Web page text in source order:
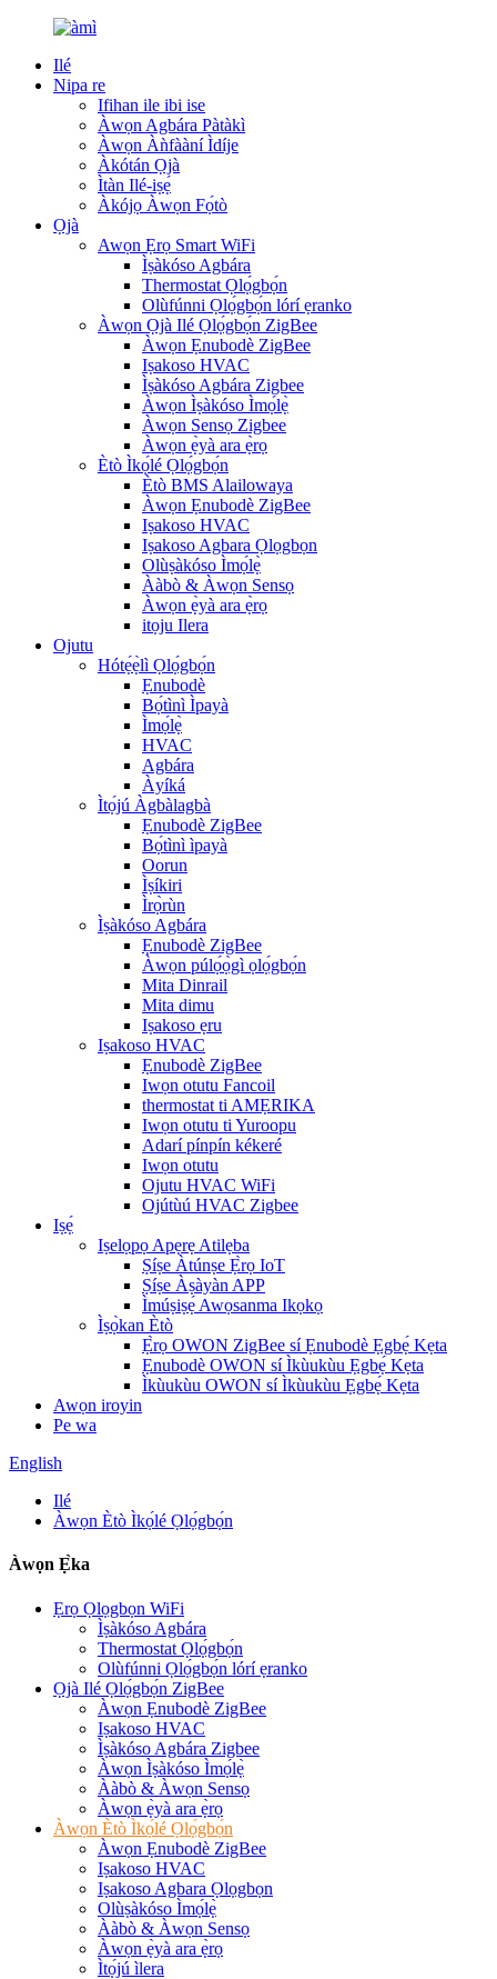
Ilé
Nipa re
Ifihan ile ibi ise
Àwọn Agbára Pàtàkì
Àwọn Àǹfààní Ìdíje
Àkótán Ọjà
Ìtàn Ilé-iṣẹ́
Àkójọ Àwọn Fọ́tò
Ọjà
Awọn Ẹrọ Smart WiFi
Ìṣàkóso Agbára
Thermostat Ọlọ́gbọ́n
Olùfúnni Ọlọ́gbọ́n lórí ẹranko
Àwọn Ọjà Ilé Ọlọ́gbọ́n ZigBee
Àwọn Ẹnubodè ZigBee
Iṣakoso HVAC
Ìṣàkóso Agbára Zigbee
Àwọn Ìṣàkóso Ìmọ́lẹ̀
Àwọn Sensọ Zigbee
Àwọn ẹ̀yà ara ẹ̀rọ
Ètò Ìkọ́lé Ọlọ́gbọ́n
Ètò BMS Alailowaya
Àwọn Ẹnubodè ZigBee
Iṣakoso HVAC
Iṣakoso Agbara Ọlọgbọn
Olùṣàkóso Ìmọ́lẹ̀
Ààbò & Àwọn Sensọ
Àwọn ẹ̀yà ara ẹ̀rọ
itọju Ilera
Ojutu
Hótẹ́ẹ̀lì Ọlọ́gbọ́n
Ẹnubodè
Bọ́tìnì Ìpayà
Ìmọ́lẹ̀
HVAC
Agbára
Àyíká
Ìtọ́jú Àgbàlagbà
Ẹnubodè ZigBee
Bọ́tìnì ìpayà
Oorun
Ìṣíkiri
Ìrọ̀rùn
Ìṣàkóso Agbára
Ẹnubodè ZigBee
Àwọn púlọ́ọ̀gì ọlọ́gbọ́n
Mita Dinrail
Mita dimu
Iṣakoso ẹru
Iṣakoso HVAC
Ẹnubodè ZigBee
Iwọn otutu Fancoil
thermostat ti AMẸRIKA
Iwọn otutu ti Yuroopu
Adarí pínpín kékeré
Iwọn otutu
Ojutu HVAC WiFi
Ojútùú HVAC Zigbee
Iṣẹ́
Iṣelọpọ Apẹrẹ Atilẹba
Ṣíṣe Àtúnṣe Ẹ̀rọ IoT
Ṣíṣe Àṣàyàn APP
Ìmúṣiṣẹ́ Awọsanma Ikọkọ
Ìṣọ̀kan Ètò
Ẹ̀rọ OWON ZigBee sí Ẹnubodè Ẹgbẹ́ Kẹta
Ẹnubodè OWON sí Ìkùukùu Ẹgbẹ́ Kẹta
Ìkùukùu OWON sí Ìkùukùu Ẹgbẹ́ Kẹta
Awọn iroyin
Pe wa
English
Ilé
Àwọn Ètò Ìkọ́lé Ọlọ́gbọ́n
Àwọn Ẹ̀ka
Ẹrọ Ọlọgbọn WiFi
Ìṣàkóso Agbára
Thermostat Ọlọ́gbọ́n
Olùfúnni Ọlọ́gbọ́n lórí ẹranko
Ọjà Ilé Ọlọ́gbọ́n ZigBee
Àwọn Ẹnubodè ZigBee
Iṣakoso HVAC
Ìṣàkóso Agbára Zigbee
Àwọn Ìṣàkóso Ìmọ́lẹ̀
Ààbò & Àwọn Sensọ
Àwọn ẹ̀yà ara ẹ̀rọ
Àwọn Ètò Ìkọ́lé Ọlọ́gbọ́n
Àwọn Ẹnubodè ZigBee
Iṣakoso HVAC
Iṣakoso Agbara Ọlọgbọn
Olùṣàkóso Ìmọ́lẹ̀
Ààbò & Àwọn Sensọ
Àwọn ẹ̀yà ara ẹ̀rọ
Ìtọ́jú ìlera